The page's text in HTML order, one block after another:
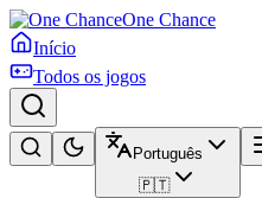
One Chance
Início
Todos os jogos
Português
🇵🇹